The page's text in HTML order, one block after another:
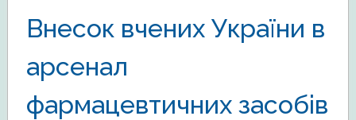
Внесок вчених України в
арсенал
фармацевтичних засобів